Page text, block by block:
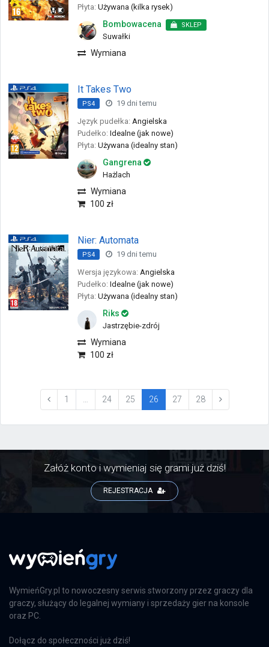
Płyta: Używana (kilka rysek)
Bombowacena SKLEP
Suwałki
Wymiana
It Takes Two
PS4
19 dni temu
Język pudełka: Angielska
Pudełko: Idealne (jak nowe)
Płyta: Używana (idealny stan)
Gangrena
Hażlach
Wymiana
100 zł
Nier: Automata
PS4
19 dni temu
Wersja językowa: Angielska
Pudełko: Idealne (jak nowe)
Płyta: Używana (idealny stan)
Riks
Jastrzębie-zdrój
Wymiana
100 zł
1 24 25 26(current)
27 28
Załóż konto i wymieniaj się grami już dziś!
REJESTRACJA
WymieńGry.pl to nowoczesny serwis stworzony przez graczy dla
graczy, służący do legalnej wymiany i sprzedaży gier na konsole
oraz PC.
Dołącz do społeczności już dziś!